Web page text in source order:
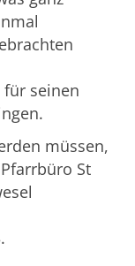
für seinen
müssen,
St